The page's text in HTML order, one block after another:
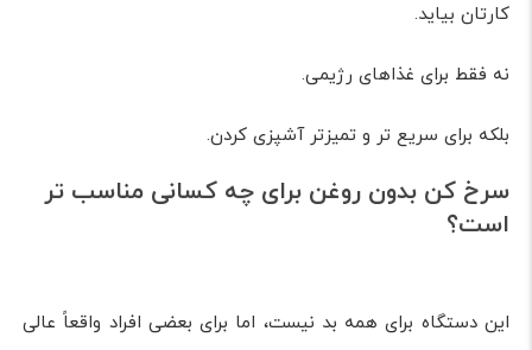
کارتان بیاید.
نه فقط برای غذاهای رژیمی.
بلکه برای سریع تر و تمیزتر آشپزی کردن.
سرخ کن بدون روغن برای چه کسانی مناسب تر
است؟
این دستگاه برای همه بد نیست، اما برای بعضی افراد واقعاً عالی